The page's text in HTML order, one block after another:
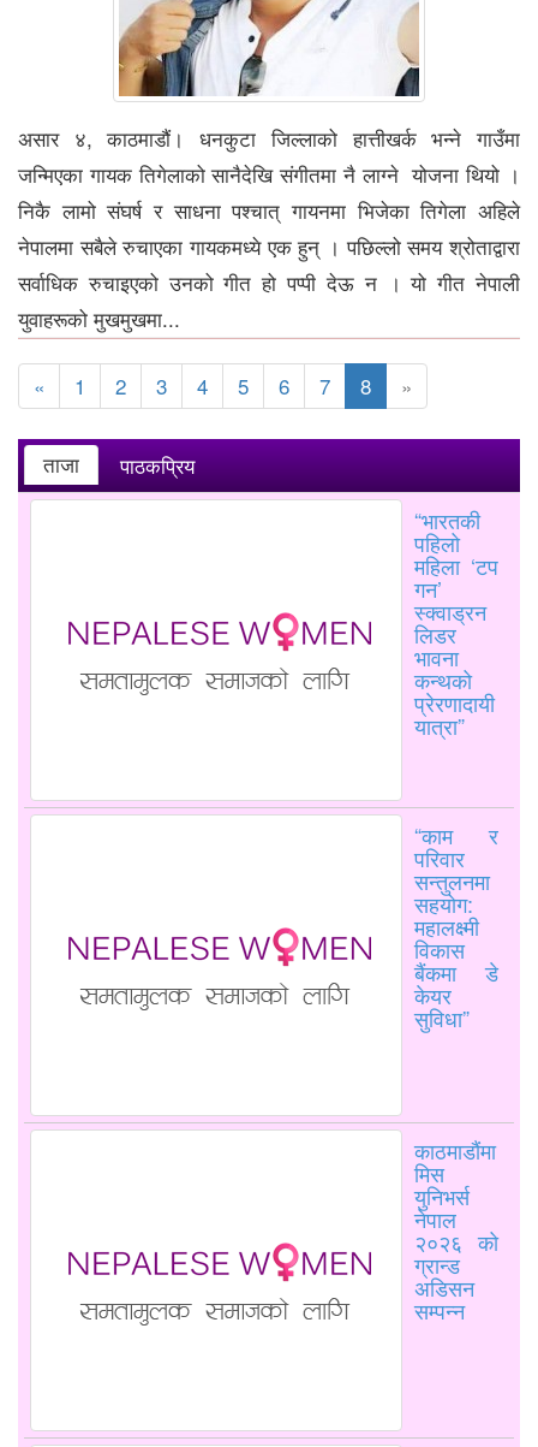
असार ४, काठमाडौं। धनकुटा जिल्लाको हात्तीखर्क भन्ने गाउँमा
जन्मिएका गायक तिगेलाको सानैदेखि संगीतमा नै लाग्ने योजना थियो ।
निकै लामो संघर्ष र साधना पश्चात् गायनमा भिजेका तिगेला अहिले
नेपालमा सबैले रुचाएका गायकमध्ये एक हुन् । पछिल्लो समय श्रोताद्वारा
सर्वाधिक रुचाइएको उनको गीत हो पप्पी देऊ न । यो गीत नेपाली
युवाहरूको मुखमुखमा...
« 1 2 3 4 5 6 7 8 »
ताजा पाठकप्रिय
“भारतकी
पहिलो
महिला ‘टप
गन’
स्क्वाड्रन
लिडर
भावना
कन्थको
प्रेरणादायी
यात्रा”
“काम र
परिवार
सन्तुलनमा
सहयोग:
महालक्ष्मी
विकास
बैंकमा डे
केयर
सुविधा”
काठमाडौंमा
मिस
युनिभर्स
नेपाल
२०२६ को
ग्रान्ड
अडिसन
सम्पन्न